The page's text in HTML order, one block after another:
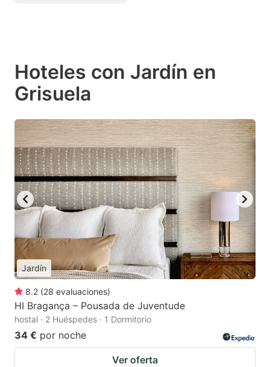
Hoteles con Jardín en
Grisuela
Jardín
8.2 (28 evaluaciones)
HI Bragança – Pousada de Juventude
hostal · 2 Huéspedes · 1 Dormitorio
34 € por noche
Ver oferta